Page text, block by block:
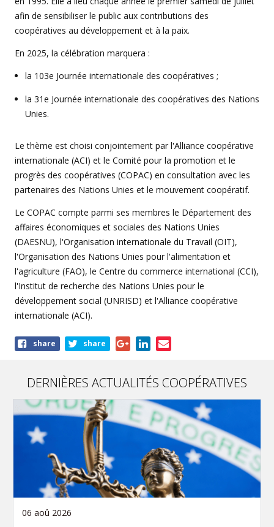
afin de sensibiliser le public aux contributions des
coopératives au développement et à la paix.
En 2025, la célébration marquera :
la 103e Journée internationale des coopératives ;
la 31e Journée internationale des coopératives des Nations
Unies.
Le thème est choisi conjointement par l'Alliance coopérative
internationale (ACI) et le Comité pour la promotion et le
progrès des coopératives (COPAC) en consultation avec les
partenaires des Nations Unies et le mouvement coopératif.
Le COPAC compte parmi ses membres le Département des
affaires économiques et sociales des Nations Unies
(DAESNU), l'Organisation internationale du Travail (OIT),
l'Organisation des Nations Unies pour l'alimentation et
l'agriculture (FAO), le Centre du commerce international (CCI),
l'Institut de recherche des Nations Unies pour le
développement social (UNRISD) et l'Alliance coopérative
internationale (ACI).
Shareshare share
DERNIÈRES ACTUALITÉS COOPÉRATIVES
06 aoû 2026